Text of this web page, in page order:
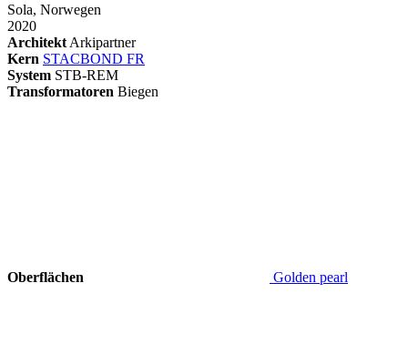
Sola, Norwegen
2020
Architekt Arkipartner
Kern STACBOND FR
System STB-REM
Transformatoren Biegen
Oberflächen Golden pearl